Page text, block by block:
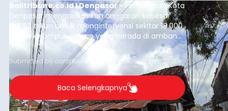
balitribune.co.id I Denpasar - Pemerintah Kota
Denpasar mengalokasikan anggaran sebesar
Rp1,152 triliun untuk mengintervensi sekitar 18.000
warga kelompok rentan yang berada di ambang
garis kemiskinan. Langkah strategis ini diambil
guna menjaga masyarakat yang berada pada
kelompok desil 5 dan 6 tersebut agar tidak
merosot ke kategori miskin.
Submitted by contributor Thu, 08/06/2026 - 21:31
Baca Selengkapnya